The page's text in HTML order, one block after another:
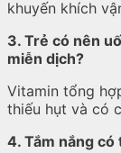
khuyến khích
3. Trẻ có nên
miễn dịch?
Vitamin tổng
thiếu hụt và có
4. Tắm nắng